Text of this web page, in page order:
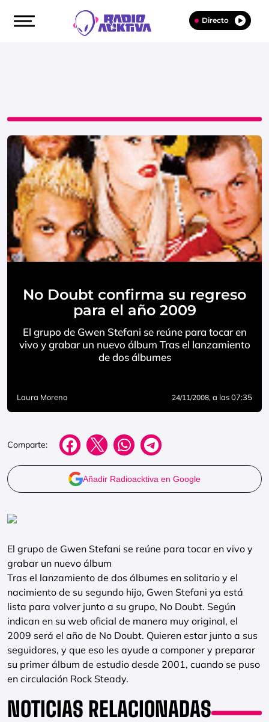
Directo
No Doubt confirma su regreso
para el año 2009
El grupo de Gwen Stefani se reúne para tocar en
vivo y grabar un nuevo álbum Tras el lanzamiento
de dos álbumes
Laura Moreno 24/11/2008, a las 07:35
Comparte:
Añadir Radioacktiva en Google
El grupo de Gwen Stefani se reúne para tocar en vivo y
grabar un nuevo álbum
Tras el lanzamiento de dos álbumes en solitario y el
nacimiento de su segundo hijo, Gwen Stefani ya está
lista para volver junto a su grupo, No Doubt. Según
indican en su web oficial de manera muy original, el
2009 será el año de No Doubt. Quieren estar junto a sus
seguidores, y que eso les ayude a componer y preparar
su primer álbum de estudio desde 2001, cuando se puso
en circulación Rock Steady.
NOTICIAS RELACIONADAS